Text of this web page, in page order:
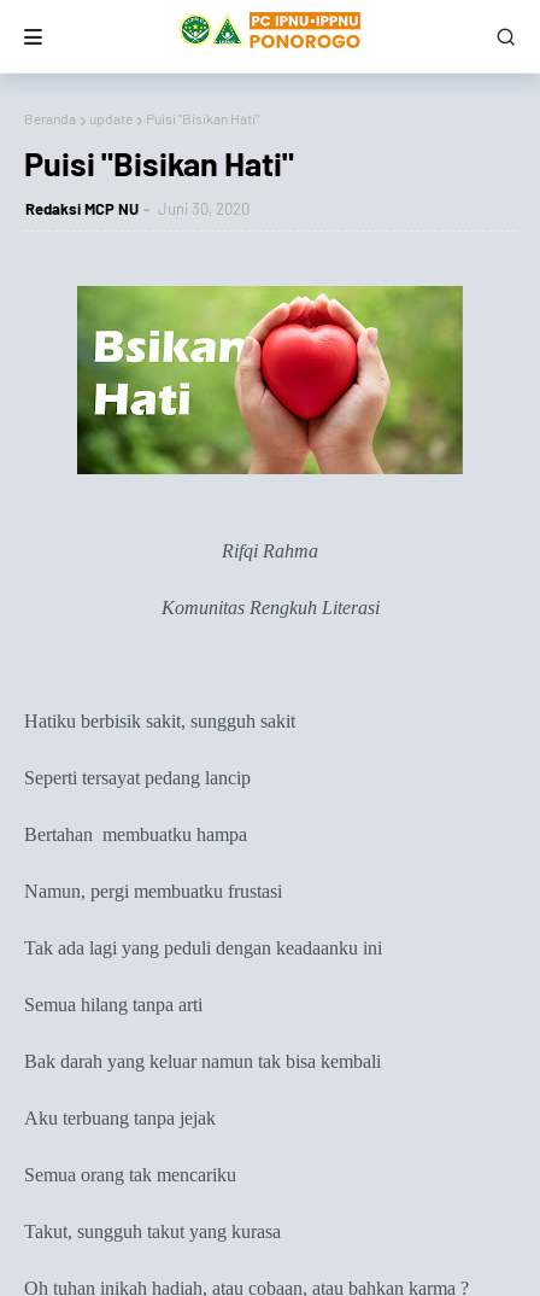
Beranda update Puisi "Bisikan Hati"
Puisi "Bisikan Hati"
Redaksi MCP NU Juni 30, 2020
Rifqi Rahma
Komunitas Rengkuh Literasi
Hatiku berbisik sakit, sungguh sakit
Seperti tersayat pedang lancip
Bertahan membuatku hampa
Namun, pergi membuatku frustasi
Tak ada lagi yang peduli dengan keadaanku ini
Semua hilang tanpa arti
Bak darah yang keluar namun tak bisa kembali
Aku terbuang tanpa jejak
Semua orang tak mencariku
Takut, sungguh takut yang kurasa
Oh tuhan inikah hadiah, atau cobaan, atau bahkan karma ?